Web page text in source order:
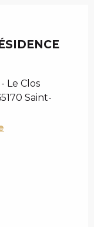
Le Clos
Saint-